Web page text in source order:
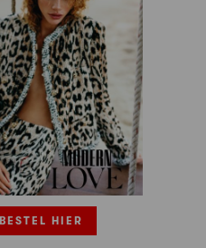
BESTEL HIER